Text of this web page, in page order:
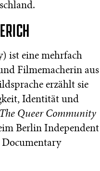
ist eine mehrfach
Filmemacherin aus
erzählt sie
Identität und
The Queer Community
Berlin Independent
Documentary